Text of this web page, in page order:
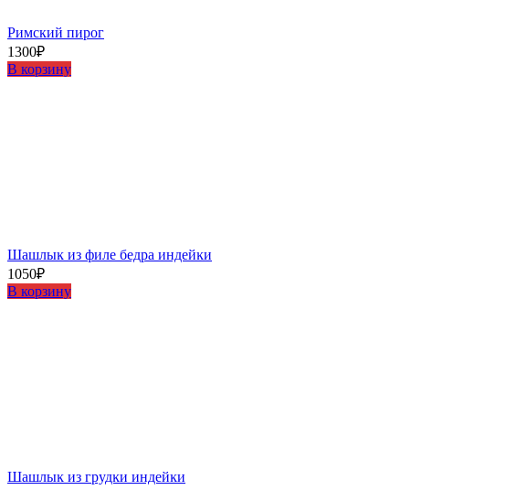
Римский пирог
1300₽
В корзину
Шашлыĸ из филе бедра индейĸи
1050₽
В корзину
Шашлыĸ из грудĸи индейĸи